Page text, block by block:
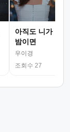
아직도 니가 그
밤이면
우이경
조회수 27